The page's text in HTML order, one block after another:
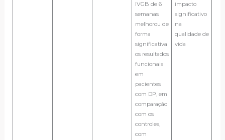
IVGB de 6
semanas
melhorou de
forma
significativa
os resultados
funcionais
em
pacientes
com DP, em
comparação
com os
controles,
com
impacto
significativo
na
qualidade de
vida